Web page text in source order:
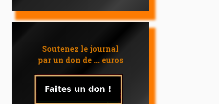
Soutenez le journal
par un don de ... euros